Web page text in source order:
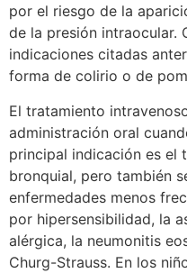
por el riesgo de la
de la presión intraocular.
indicaciones citadas
forma de colirio o de
El tratamiento
administración oral
principal indicación es el
bronquial, pero también
enfermedades menos
por hipersensibilidad, la
alérgica, la neumonitis
Churg-Strauss. En los